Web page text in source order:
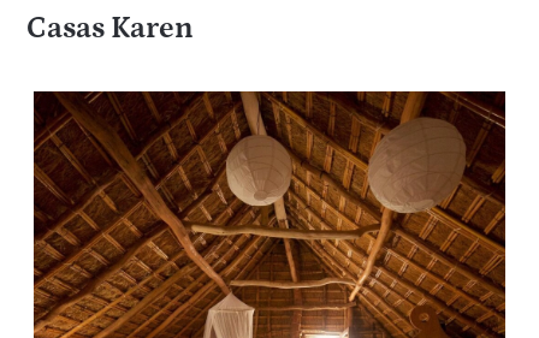
Casas Karen